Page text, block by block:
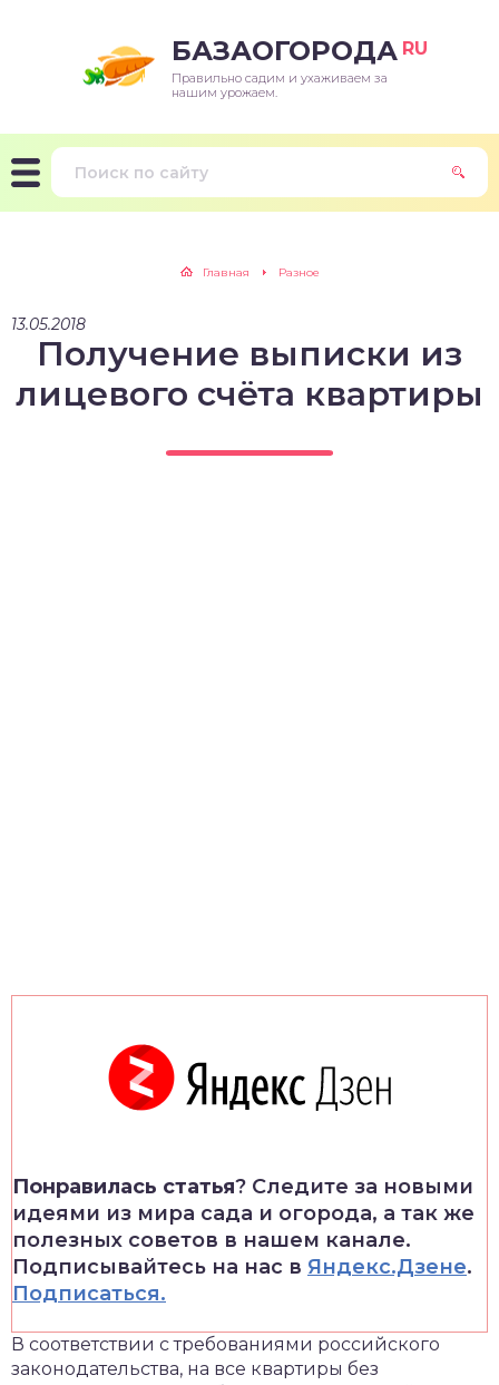
БАЗАОГОРОДА RU
Правильно садим и ухаживаем за
нашим урожаем.
Главная Разное
13.05.2018
Получение выписки из
лицевого счёта квартиры
Понравилась статья? Следите за новыми
идеями из мира сада и огорода, а так же
полезных советов в нашем канале.
Подписывайтесь на нас в Яндекс.Дзене.
Подписаться.
В соответствии с требованиями российского
законодательства, на все квартиры без